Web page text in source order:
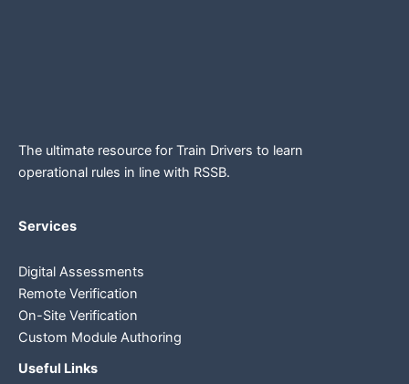
The ultimate resource for Train Drivers to learn
operational rules in line with RSSB.
Services
Digital Assessments
Remote Verification
On-Site Verification
Custom Module Authoring
Useful Links